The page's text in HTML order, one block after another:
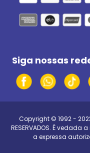
Siga nossas
Copyright © 1992 -
RESERVADOS. É
a expressa